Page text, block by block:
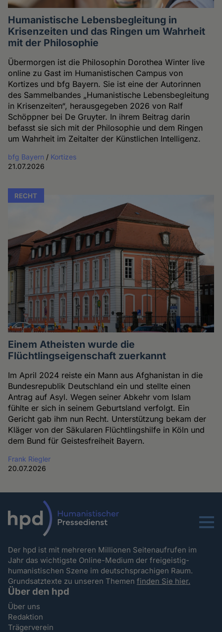
Humanistische Lebensbegleitung in
Krisenzeiten und das Ringen um Wahrheit
mit der Philosophie
Übermorgen ist die Philosophin Dorothea Winter live
online zu Gast im Humanistischen Campus von
Kortizes und bfg Bayern. Sie ist eine der Autorinnen
des Sammelbandes „Humanistische Lebensbegleitung
in Krisenzeiten“, herausgegeben 2026 von Ralf
Schöppner bei De Gruyter. In ihrem Beitrag darin
befasst sie sich mit der Philosophie und dem Ringen
um Wahrheit im Zeitalter der Künstlichen Intelligenz.
bfg Bayern / Kortizes
21.07.2026
RECHT
Einem Atheisten wurde die
Flüchtlingseigenschaft zuerkannt
Im April 2024 reiste ein Mann aus Afghanistan in die
Bundesrepublik Deutschland ein und stellte einen
Antrag auf Asyl. Wegen seiner Abkehr vom Islam
fühlte er sich in seinem Geburtsland verfolgt. Ein
Gericht gab ihm nun Recht. Unterstützung bekam der
Kläger von der Säkularen Flüchtlingshilfe in Köln und
dem Bund für Geistesfreiheit Bayern.
Frank Riegler
20.07.2026
Menu
Der hpd ist mit mehreren Millionen Seitenaufrufen im
Jahr das wichtigste Online-Medium der freigeistig-
humanistischen Szene im deutschsprachigen Raum.
Grundsatztexte zu unseren Themenfinden Sie hier.
Über den hpd
Über uns
Redaktion
Trägerverein